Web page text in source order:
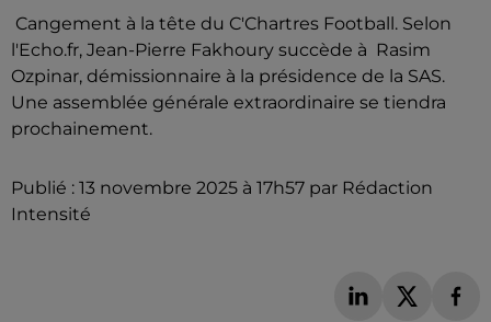
Cangement à la tête du C'Chartres Football. Selon
l'Echo.fr, Jean-Pierre Fakhoury succède à Rasim
Ozpinar, démissionnaire à la présidence de la SAS.
Une assemblée générale extraordinaire se tiendra
prochainement.
Publié : 13 novembre 2025 à 17h57 par Rédaction
Intensité